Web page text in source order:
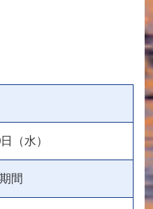
（水）
間